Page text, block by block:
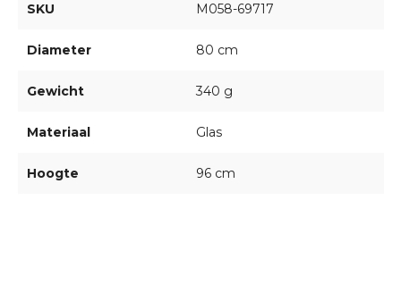
SKU M058-69717
Diameter 80 cm
Gewicht 340 g
Materiaal Glas
Hoogte 96 cm